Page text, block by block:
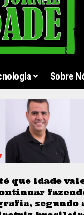
Sobre
que idade
segundo